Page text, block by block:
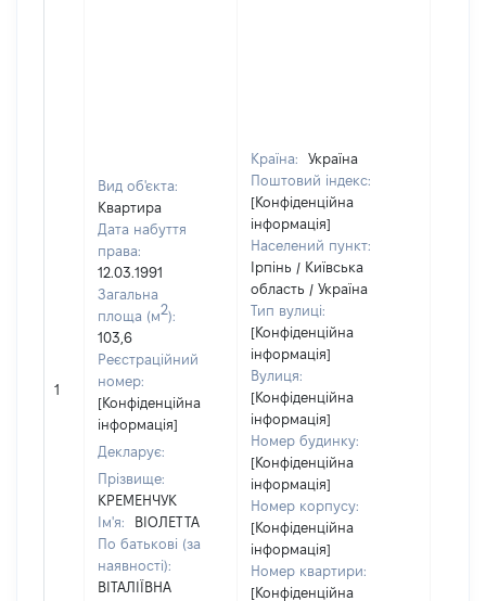
1
Вид об'єкта:
Квартира
Дата набуття
права:
12.03.1991
Загальна
площа (м2):
103,6
Реєстраційний
номер:
[Конфіденційна
інформація]
Декларує:
Прізвище:
КРЕМЕНЧУК
Ім'я:
ВІОЛЕТТА
По батькові (за
наявності):
ВІТАЛІЇВНА
Країна:
Україна
Поштовий індекс:
[Конфіденційна
інформація]
Населений пункт:
Ірпінь / Київська
область / Україна
Тип вулиці:
[Конфіденційна
інформація]
Вулиця:
[Конфіденційна
інформація]
Номер будинку:
[Конфіденційна
інформація]
Номер корпусу:
[Конфіденційна
інформація]
Номер квартири:
[Конфіденційна